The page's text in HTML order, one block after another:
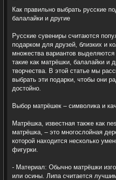
s
a
Как правильно выбрать русские
балалайки и другие
Русские сувениры считаются
подарком для друзей, близких и
множества вариантов
такие как матрёшки, балалайки и
творчества. В этой статье мы
выбрать эти подарки, чтобы они
достойно.
Выбор матрёшек – символика и
Матрёшка, известная также как
матрёшка, – это многослойная
которой находится несколько
фигурки.
- Материал: Обычно матрёшки
или осины. Липа считается